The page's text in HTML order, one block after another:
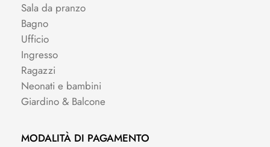
Sala da pranzo
Bagno
Ufficio
Ingresso
Ragazzi
Neonati e bambini
Giardino & Balcone
MODALITÀ DI PAGAMENTO